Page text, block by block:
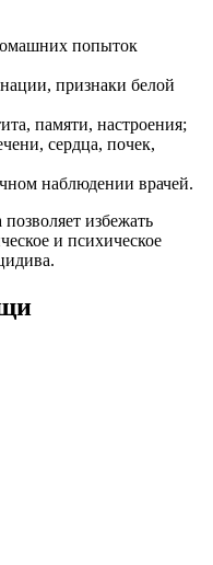
попыток
признаки белой
памяти, настроения;
сердца, почек,
наблюдении врачей.
избежать
и психическое